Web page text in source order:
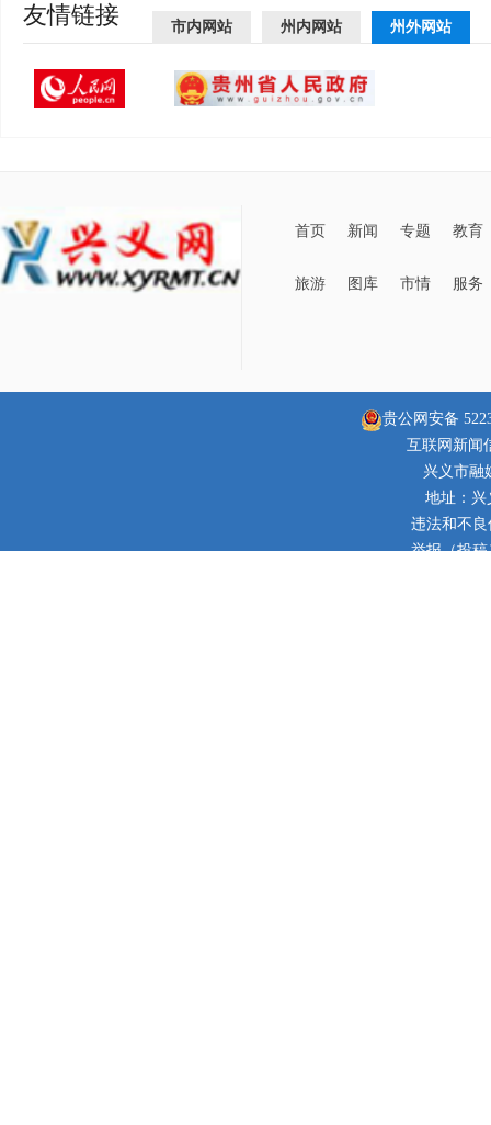
友情链接 市内网站 州内网站 州外网站
首页 新闻 专题 教育
旅游 图库 市情 服务
贵公网安备
互联网新闻
兴义市融
地址：兴
违法和不良
举报（投稿